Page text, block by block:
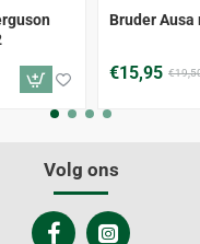
Bruder
€15,95
Volg ons